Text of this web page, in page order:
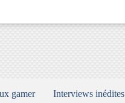
gamer Interviews inédites